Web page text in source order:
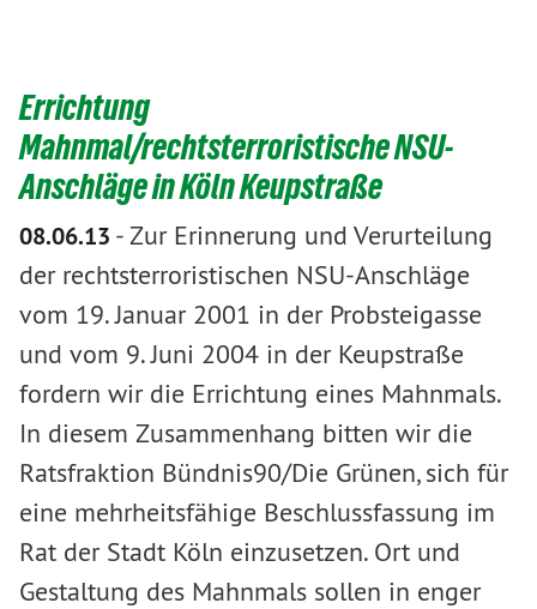
Errichtung
Mahnmal/rechtsterroristische NSU-
Anschläge in Köln Keupstraße
08.06.13 -Zur Erinnerung und Verurteilung
der rechtsterroristischen NSU-Anschläge
vom 19. Januar 2001 in der Probsteigasse
und vom 9. Juni 2004 in der Keupstraße
fordern wir die Errichtung eines Mahnmals.
In diesem Zusammenhang bitten wir die
Ratsfraktion Bündnis90/Die Grünen, sich für
eine mehrheitsfähige Beschlussfassung im
Rat der Stadt Köln einzusetzen. Ort und
Gestaltung des Mahnmals sollen in enger